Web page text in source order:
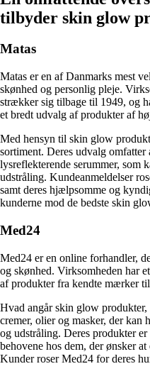
tilbyder skin glow
Matas
Matas er en af Danmarks mest
skønhed og personlig pleje.
strækker sig tilbage til 1949, og
et bredt udvalg af produkter af
Med hensyn til skin glow
sortiment. Deres udvalg
lysreflekterende serummer, som
udstråling. Kundeanmeldelser
samt deres hjælpsomme og
kunderne mod de bedste skin
Med24
Med24 er en online forhandler,
og skønhed. Virksomheden har
af produkter fra kendte mærker
Hvad angår skin glow
cremer, olier og masker, der kan
og udstråling. Deres produkter
behovene hos dem, der ønsker
Kunder roser Med24 for deres